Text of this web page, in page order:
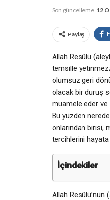
Son güncelleme 12
Paylaş
Allah Resûlü
temsille
olumsuz geri
olacak bir duruş
muamele eder ve
Bu yüzden
onlarından birisi,
tercihlerini hayata
İçindekiler
Allah Resûlü’nün